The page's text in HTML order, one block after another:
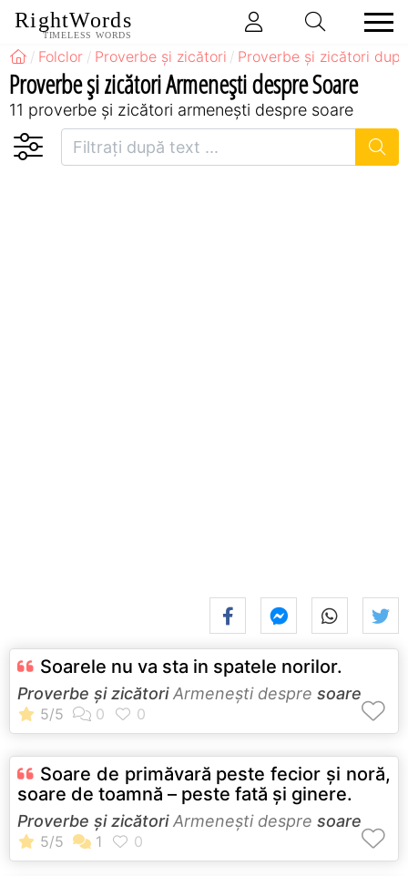
RightWords
TIMELESS WORDS
Folclor Proverbe și zicători Proverbe și zicători
Proverbe și zicători Armeneşti despre Soare
11 proverbe și zicători armeneşti despre soare
Soarele nu va sta in spatele norilor.
Proverbe și zicătoriArmeneşti despre soare
Soare de primăvară peste fecior şi noră,
soare de toamnă – peste fată şi ginere.
Proverbe și zicătoriArmeneşti despre soare